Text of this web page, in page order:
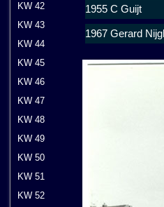
KW 42
KW 43
KW 44
KW 45
KW 46
KW 47
KW 48
KW 49
KW 50
KW 51
KW 52
1955 C Guijt
1967 Gerard